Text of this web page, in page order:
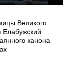
Settings
PIP
Enter
Великого
Елабужский
канона